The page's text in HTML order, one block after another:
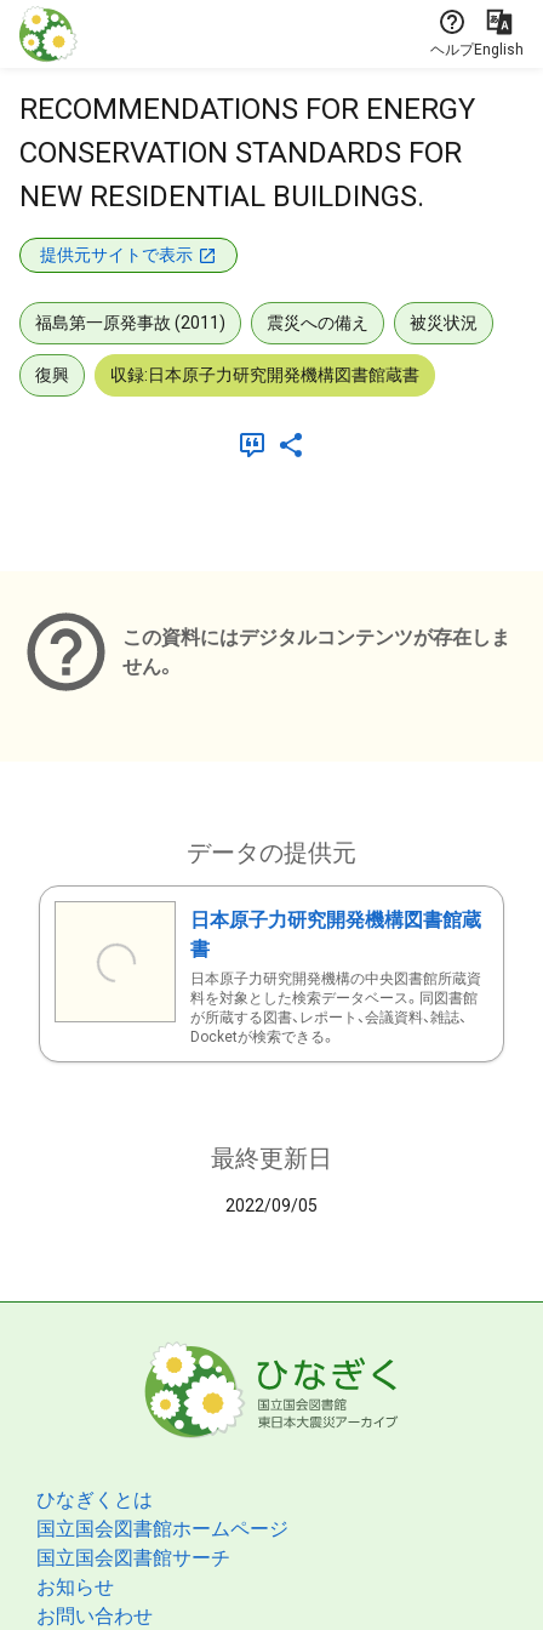
本文に飛ぶ
ヘルプEnglish
RECOMMENDATIONS FOR ENERGY
CONSERVATION STANDARDS FOR
NEW RESIDENTIAL BUILDINGS.
提供元サイトで表示
福島第一原発事故 (2011) 震災への備え 被災状況
復興 収録:日本原子力研究開発機構図書館蔵書
この資料にはデジタルコンテンツが存在しま
せん。
データの提供元
日本原子力研究開発機構図書館蔵
書
日本原子力研究開発機構の中央図書館所蔵資
料を対象とした検索データベース。同図書館
が所蔵する図書、レポート、会議資料、雑誌、
Docketが検索できる。
最終更新日
2022/09/05
ひなぎくとは
国立国会図書館ホームページ
国立国会図書館サーチ
お知らせ
お問い合わせ